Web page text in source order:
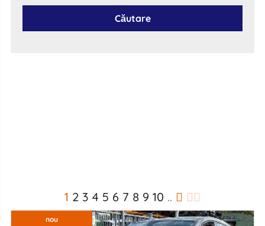
Căutare
1 2 3 4 5 6 7 8 9 10 ..
nou